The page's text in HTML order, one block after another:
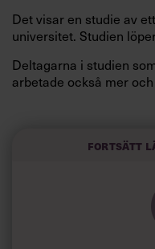
Det visar en studie av
universitet. Studien
Deltagarna i studien
arbetade också mer
Forskarna tror sig
försök att förändra
Fortsätt